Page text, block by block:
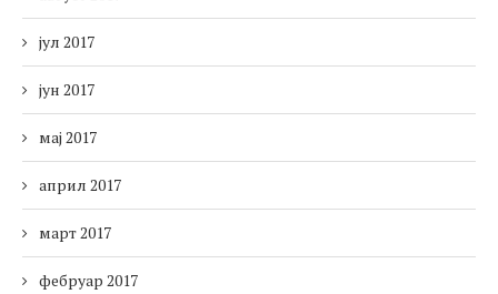
јул 2017
јун 2017
мај 2017
април 2017
март 2017
фебруар 2017